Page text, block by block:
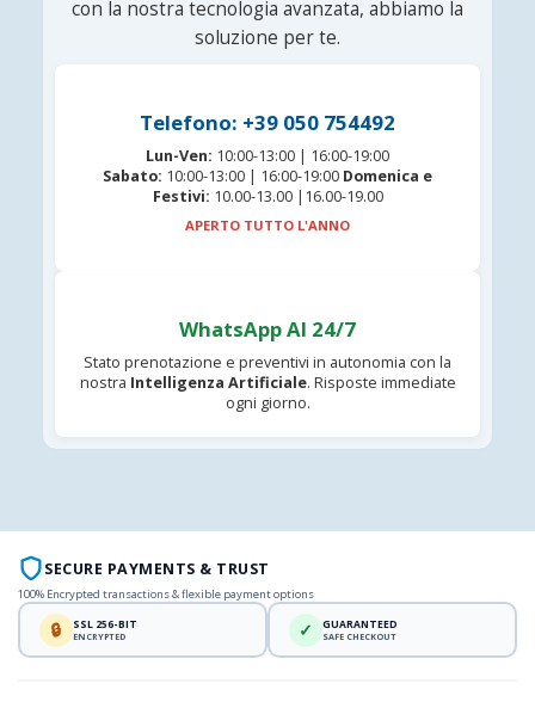
con la nostra tecnologia avanzata, abbiamo la
soluzione per te.
Telefono: +39 050 754492
Lun-Ven: 10:00-13:00 | 16:00-19:00
Sabato: 10:00-13:00 | 16:00-19:00 Domenica e
Festivi: 10.00-13.00 |16.00-19.00
APERTO TUTTO L'ANNO
WhatsApp AI 24/7
Stato prenotazione e preventivi in autonomia con la
nostra Intelligenza Artificiale. Risposte immediate
ogni giorno.
SECURE PAYMENTS & TRUST
100% Encrypted transactions & flexible payment options
🔒 SSL 256-BIT
ENCRYPTED ✓ GUARANTEED
SAFE CHECKOUT